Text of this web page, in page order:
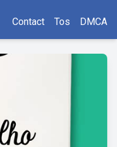
Contact Tos DMCA